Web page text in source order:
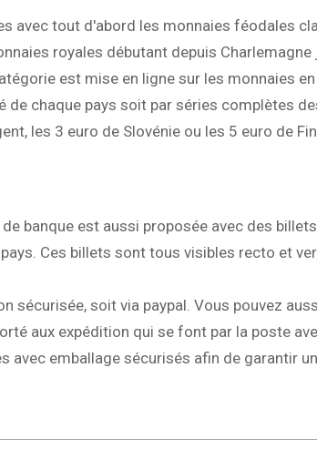
avec tout d'abord les monnaies féodales
royales débutant depuis Charlemagne
est mise en ligne sur les monnaies
chaque pays soit par séries complètes
les 3 euro de Slovénie ou les 5 euro de
banque est aussi proposée avec des
Ces billets sont tous visibles recto et
sécurisée, soit via paypal. Vous pouvez
aux expédition qui se font par la poste
emballage sécurisés afin de garantir